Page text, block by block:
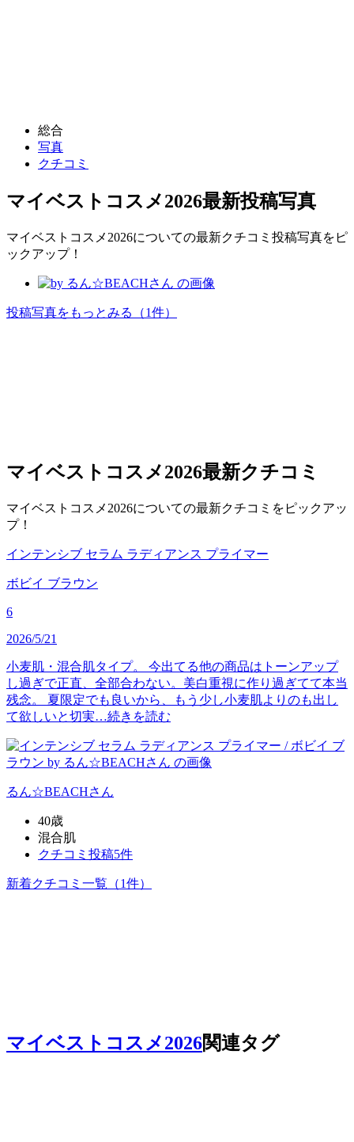
総合
写真
クチコミ
マイベストコスメ2026最新投稿写真
マイベストコスメ2026についての最新クチコミ投稿写真をピ
ックアップ！
投稿写真をもっとみる （1件）
マイベストコスメ2026最新クチコミ
マイベストコスメ2026についての最新クチコミをピックアッ
プ！
インテンシブ セラム ラディアンス プライマー
ボビイ ブラウン
6
2026/5/21
小麦肌・混合肌タイプ。 今出てる他の商品はトーンアップ
し過ぎで正直、全部合わない。美白重視に作り過ぎてて本当
残念。 夏限定でも良いから、もう少し小麦肌よりのも出し
て欲しいと切実…続きを読む
るん☆BEACHさん
40歳
混合肌
クチコミ投稿5件
新着クチコミ一覧 （1件）
マイベストコスメ2026関連タグ